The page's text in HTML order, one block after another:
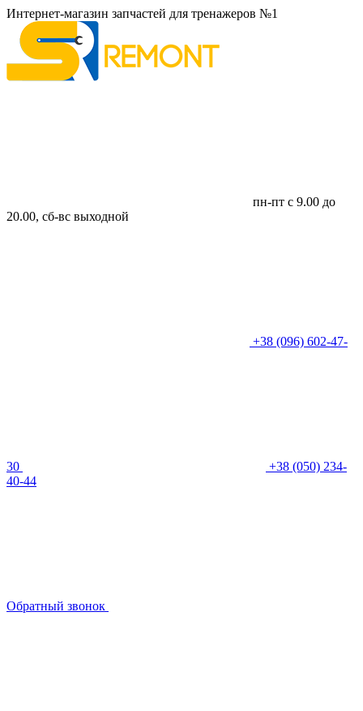
Интернет-магазин запчастей для тренажеров №1
пн-пт с 9.00 до
20.00, сб-вс выходной
+38 (096) 602-47-
30
+38 (050) 234-
40-44
Обратный звонок